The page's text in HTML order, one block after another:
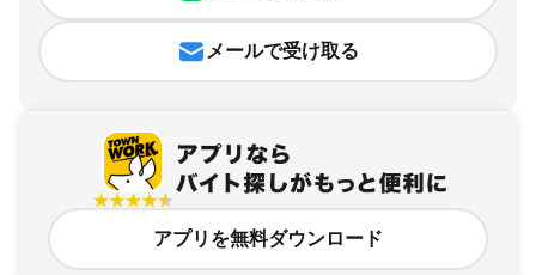
メールで受け取る
アプリを無料ダウンロード